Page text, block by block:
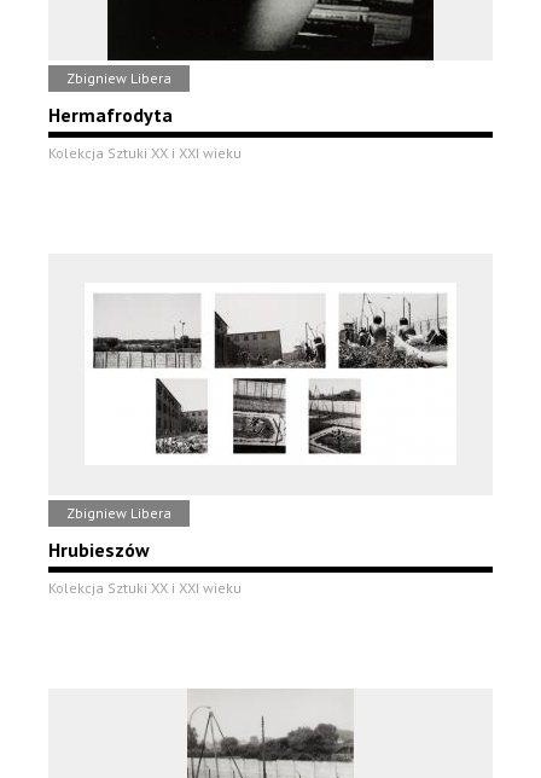
Zbigniew Libera
Hermafrodyta
Kolekcja Sztuki XX i XXI wieku
Zbigniew Libera
Hrubieszów
Kolekcja Sztuki XX i XXI wieku